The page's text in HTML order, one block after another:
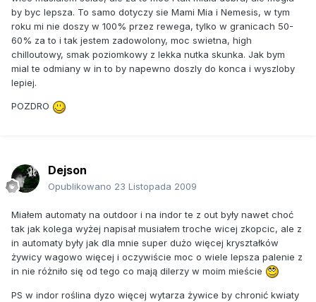
by byc lepsza. To samo dotyczy sie Mami Mia i Nemesis, w tym
roku mi nie doszy w 100% przez rewega, tylko w granicach 50-
60% za to i tak jestem zadowolony, moc swietna, high
chilloutowy, smak poziomkowy z lekka nutka skunka. Jak bym
mial te odmiany w in to by napewno doszly do konca i wyszloby
lepiej.
POZDRO
Dejson
Opublikowano 23 Listopada 2009
Miałem automaty na outdoor i na indor te z out były nawet choć
tak jak kolega wyżej napisał musiałem troche wicej zkopcic, ale z
in automaty były jak dla mnie super dużo więcej kryształków
żywicy wagowo więcej i oczywiście moc o wiele lepsza palenie z
in nie różniło się od tego co mają dilerzy w moim mieście
PS w indor roślina dyzo więcej wytarza żywice by chronić kwiaty